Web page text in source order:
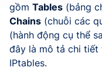
gồm Tables (bảng
Chains (chuỗi các
(hành động cụ thể
đây là mô tả chi tiết
IPtables.